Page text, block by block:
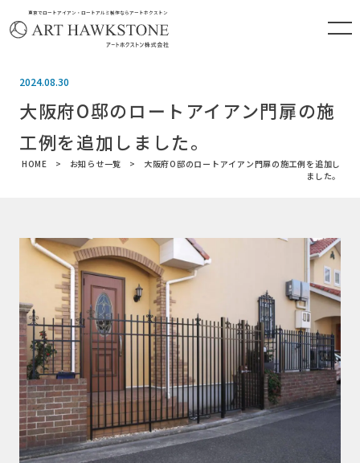
東京でロートアイアン・ロートアルミ製作ならアートホクストン
2024.08.30
大阪府O邸のロートアイアン門扉の施
工例を追加しました。
HOME お知らせ一覧
大阪府O邸のロートアイアン門扉の施工例を追加し
ました。